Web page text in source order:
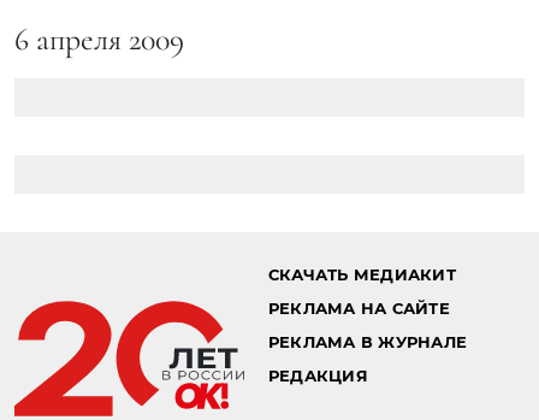
6 апреля 2009
СКАЧАТЬ МЕДИАКИТ
РЕКЛАМА НА САЙТЕ
РЕКЛАМА В ЖУРНАЛЕ
РЕДАКЦИЯ